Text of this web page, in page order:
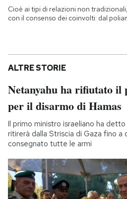
Cioè ai tipi di relazioni non
con il consenso dei coinvolti: dal
ALTRE STORIE
Netanyahu ha rifiutato il
per il disarmo di Hamas
Il primo ministro israeliano ha
ritirerà dalla Striscia di Gaza fino a
consegnato tutte le armi